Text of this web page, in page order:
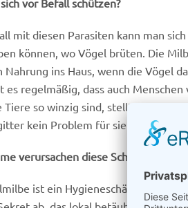
vor Befall schützen?
mit diesen Parasiten kann man
können, wo Vögel brüten. Die
Nahrung ins Haus, wenn die Vögel
es regelmäßig, dass auch
Tiere so winzig sind, stellt auch ein
kein Problem für sie dar.
verursachen diese Schädlinge?
ist ein Hygieneschädling.